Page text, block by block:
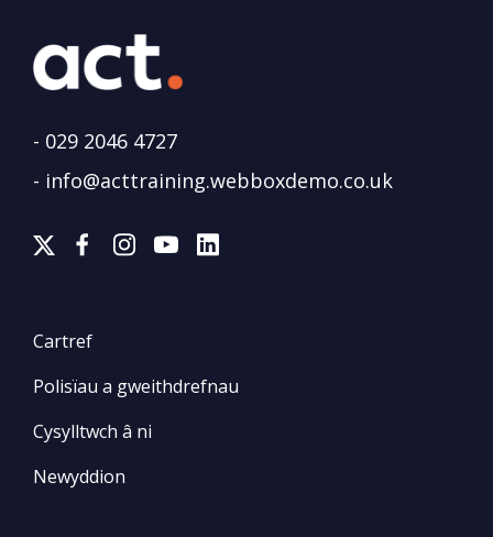
- 029 2046 4727
- info@acttraining.webboxdemo.co.uk
Cartref
Polisïau a gweithdrefnau
Cysylltwch â ni
Newyddion